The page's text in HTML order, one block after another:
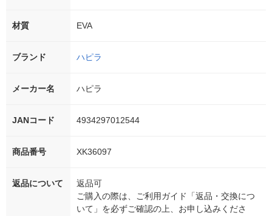
材質 EVA
ブランド ハピラ
メーカー名 ハピラ
JANコード 4934297012544
商品番号 XK36097
返品について
返品可
ご購入の際は、ご利用ガイド「返品・交換につ
いて」を必ずご確認の上、お申し込みくださ